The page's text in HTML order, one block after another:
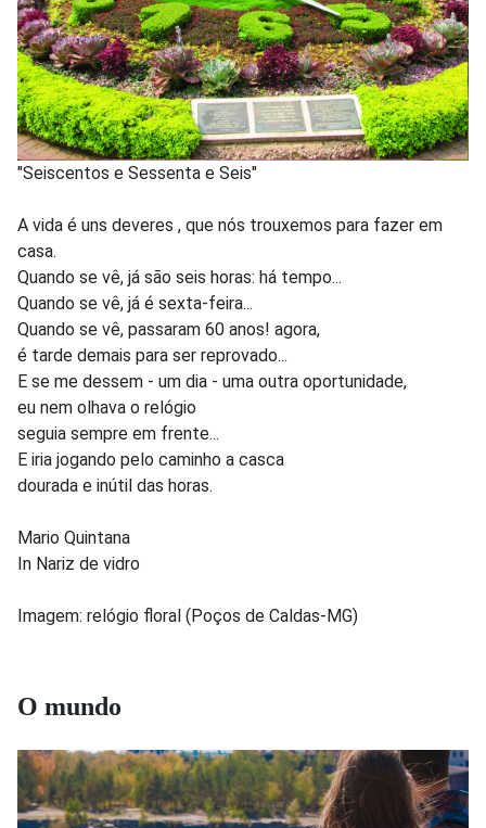
"Seiscentos e Sessenta e Seis"
A vida é uns deveres , que nós trouxemos para fazer em
casa.
Quando se vê, já são seis horas: há tempo...
Quando se vê, já é sexta-feira...
Quando se vê, passaram 60 anos! agora,
é tarde demais para ser reprovado...
E se me dessem - um dia - uma outra oportunidade,
eu nem olhava o relógio
seguia sempre em frente...
E iria jogando pelo caminho a casca
dourada e inútil das horas.
Mario Quintana
In Nariz de vidro
Imagem: relógio floral (Poços de Caldas-MG)
O mundo